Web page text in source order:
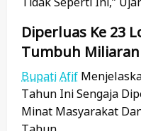
Diperluas Ke 23
Tumbuh Miliaran
BupatiAfif
Tahun Ini Sengaja
Minat Masyarakat